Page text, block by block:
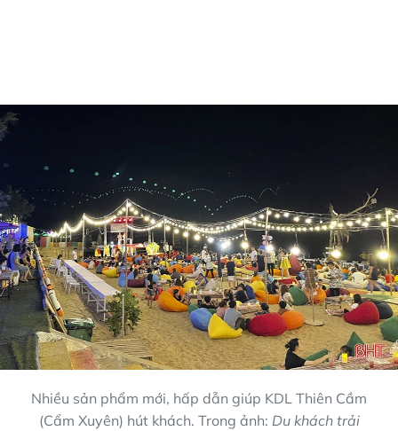
Nhiều sản phẩm mới, hấp dẫn giúp KDL Thiên Cầm
(Cẩm Xuyên) hút khách. Trong ảnh: Du khách trải